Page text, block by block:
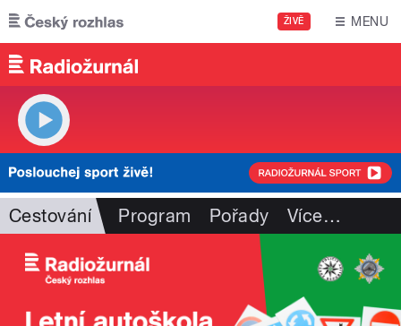
Přejít k hlavnímu obsahu
ŽIVĚ MENU
Cestování Program Pořady Více…